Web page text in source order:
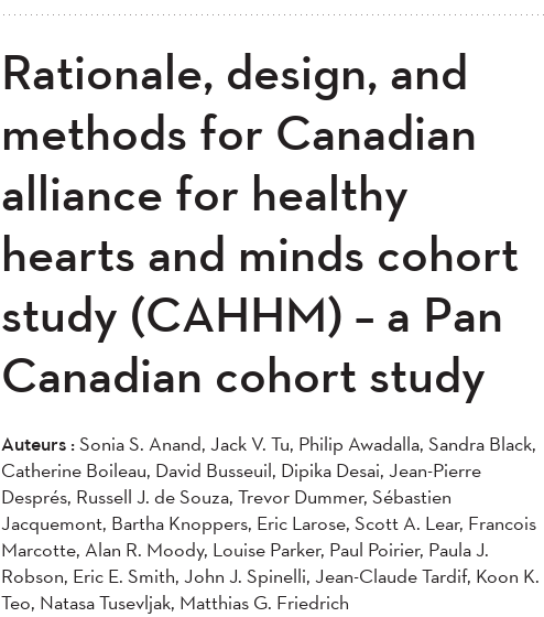
Rationale, design, and
methods for Canadian
alliance for healthy
hearts and minds cohort
study (CAHHM) – a Pan
Canadian cohort study
Auteurs :Sonia S. Anand, Jack V. Tu, Philip Awadalla, Sandra Black,
Catherine Boileau, David Busseuil, Dipika Desai, Jean-Pierre
Després, Russell J. de Souza, Trevor Dummer, Sébastien
Jacquemont, Bartha Knoppers, Eric Larose, Scott A. Lear, Francois
Marcotte, Alan R. Moody, Louise Parker, Paul Poirier, Paula J.
Robson, Eric E. Smith, John J. Spinelli, Jean-Claude Tardif, Koon K.
Teo, Natasa Tusevljak, Matthias G. Friedrich